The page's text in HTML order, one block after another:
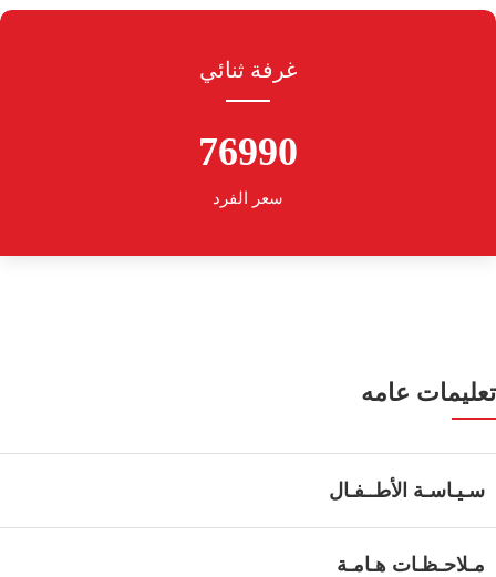
غرفة ثنائي
76990
سعر الفرد
تعليمات عامه
سـيـاسـة الأطــفـال
مـلاحـظـات هـامـة